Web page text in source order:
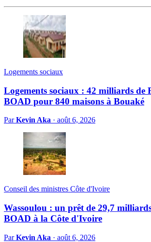
Logements sociaux
Logements sociaux : 42 milliards de
BOAD pour 840 maisons à Bouaké
ParKevin Aka · août 6, 2026
Conseil des ministres Côte d'Ivoire
Wassoulou : un prêt de 29,7
BOAD à la Côte d'Ivoire
ParKevin Aka · août 6, 2026